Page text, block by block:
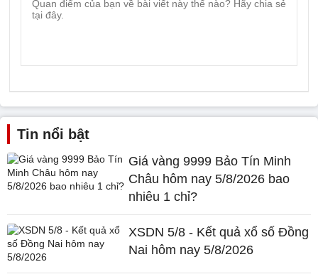
Tin nổi bật
Giá vàng 9999 Bảo Tín Minh
Châu hôm nay 5/8/2026 bao
nhiêu 1 chỉ?
XSDN 5/8 - Kết quả xổ số Đồng
Nai hôm nay 5/8/2026